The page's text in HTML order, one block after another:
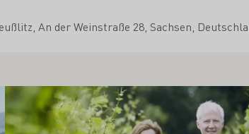
An der Weinstraße 28 Sachsen
Mehr erfahren